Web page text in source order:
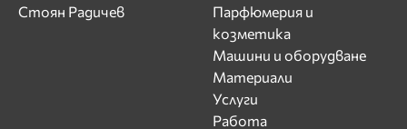
Стоян Радичев
Парфюмерия и
козметика
Машини и оборудване
Материали
Услуги
Работа